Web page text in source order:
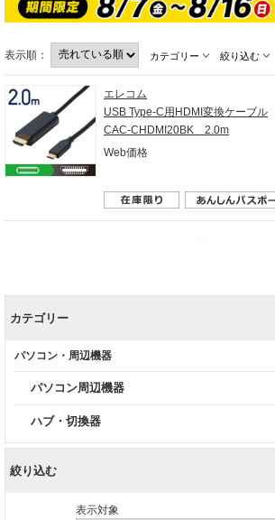
表示順： カテゴリー 絞り込む
エレコム
USB Type-C用HDMI変換ケーブル
CAC-CHDMI20BK 2.0m
Web価格
カテゴリー
パソコン・周辺機器
パソコン周辺機器
ハブ・切換器
絞り込む
表示対象